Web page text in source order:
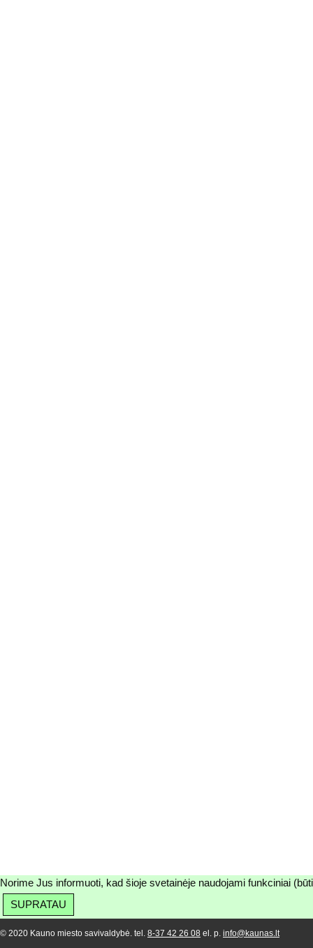
Norime Jus informuoti, kad šioje svetainėje naudojami funkciniai
SUPRATAU
© 2020 Kauno miesto savivaldybė. tel. 8-37 42 26 08 el. p. info@kaunas.lt